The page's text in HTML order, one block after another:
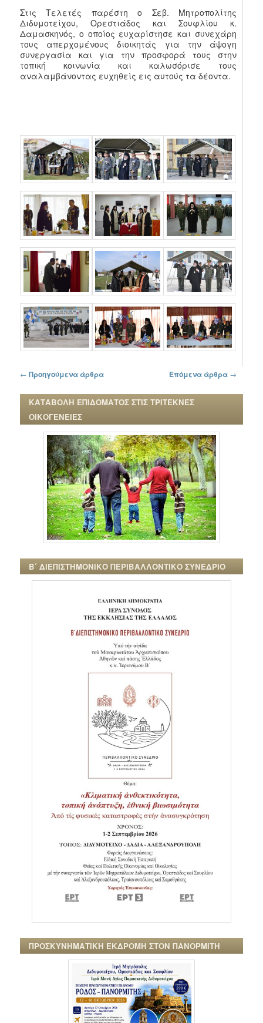
Στις Τελετές παρέστη ο Σεβ. Μητροπολίτης
Διδυμοτείχου, Ορεστιάδος και Σουφλίου κ.
Δαμασκηνός, ο οποίος ευχαρίστησε και συνεχάρη
τους απερχομένους διοικητάς για την άψογη
συνεργασία και για την προσφορά τους στην
τοπική κοινωνία και καλωσόρισε τους
αναλαμβάνοντας ευχηθείς εις αυτούς τα δέοντα.
Πλοήγηση στα άρθρα
← Προηγούμενα άρθρα Επόμενα άρθρα →
ΚΑΤΑΒΟΛΗ ΕΠΙΔΟΜΑΤΟΣ ΣΤΙΣ ΤΡΙΤΕΚΝΕΣ
ΟΙΚΟΓΕΝΕΙΕΣ
Β΄ ΔΙΕΠΙΣΤΗΜΟΝΙΚΟ ΠΕΡΙΒΑΛΛΟΝΤΙΚΟ ΣΥΝΕΔΡΙΟ
ΠΡΟΣΚΥΝΗΜΑΤΙΚΗ ΕΚΔΡΟΜΗ ΣΤΟΝ ΠΑΝΟΡΜΙΤΗ